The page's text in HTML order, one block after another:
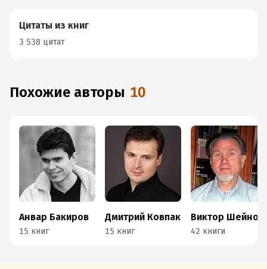
Цитаты из книг
3 538 цитат
Похожие авторы 10
Анвар Бакиров
15 книг
Дмитрий Ковпак
15 книг
Виктор Шейнов
42 книги